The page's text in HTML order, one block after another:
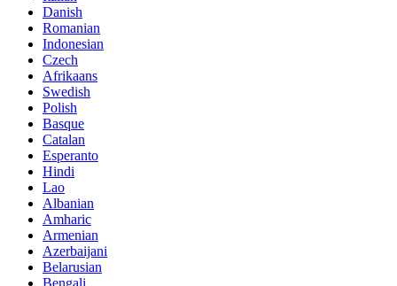
Danish
Romanian
Indonesian
Czech
Afrikaans
Swedish
Polish
Basque
Catalan
Esperanto
Hindi
Lao
Albanian
Amharic
Armenian
Azerbaijani
Belarusian